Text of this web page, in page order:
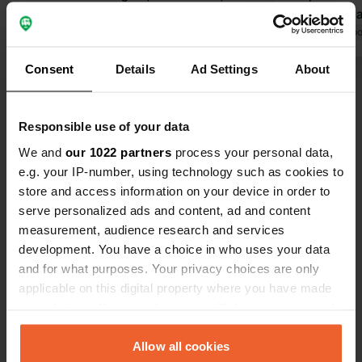
Consent Details Ad Settings About
Responsible use of your data
We and our 1022 partners process your personal data,
e.g. your IP-number, using technology such as cookies to
store and access information on your device in order to
serve personalized ads and content, ad and content
measurement, audience research and services
development. You have a choice in who uses your data
and for what purposes. Your privacy choices are only
applicable on this digital property where you have made
any time from the Cookie Declaration or by clicking on
the Privacy trigger icon.Allow all cookies
camping est vraiment excellent, avec
une vue magnifique et proche de la
électricité.
pas de
espace
L'éclairage
plages,
raide et/ou
magnifique
accessibles
Traduit par
Es-tu déjà venu ici ?
Contact
Rue des Nouettes
22380, Saint-Cast-le-Guildo, France
Copie